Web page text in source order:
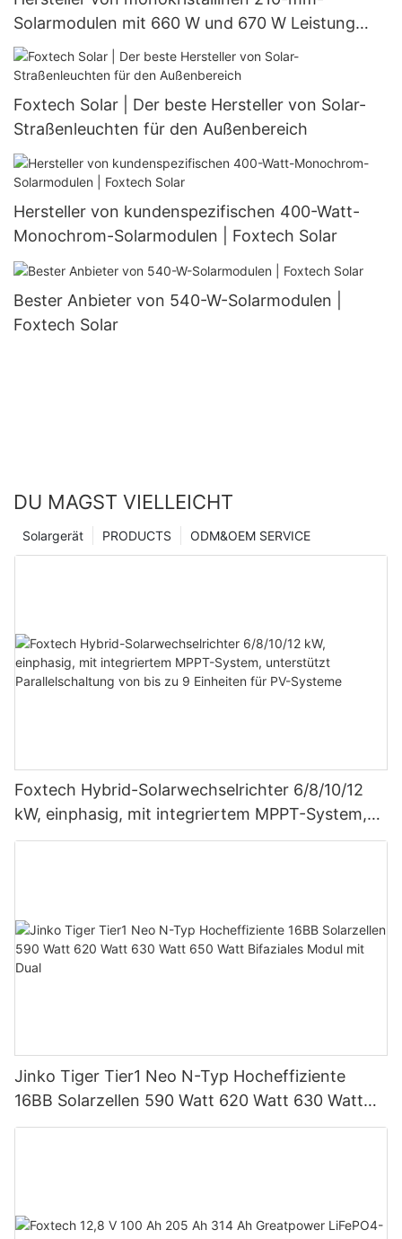
Solarmodulen mit 660 W und 670 W Leistung
(halbgeschnitten, 132 Zellen)
Foxtech Solar | Der beste Hersteller von Solar-
Straßenleuchten für den Außenbereich
Hersteller von kundenspezifischen 400-Watt-
Monochrom-Solarmodulen | Foxtech Solar
Bester Anbieter von 540-W-Solarmodulen |
Foxtech Solar
DU MAGST VIELLEICHT
ODM&OEM SERVICE
PRODUCTS
Solargerät
Foxtech Hybrid-Solarwechselrichter 6/8/10/12
kW, einphasig, mit integriertem MPPT-System,
unterstützt Parallelschaltung von bis zu 9
Jinko Tiger Tier1 Neo N-Typ Hocheffiziente
16BB Solarzellen 590 Watt 620 Watt 630 Watt
650 Watt Bifaziales Modul mit Dual